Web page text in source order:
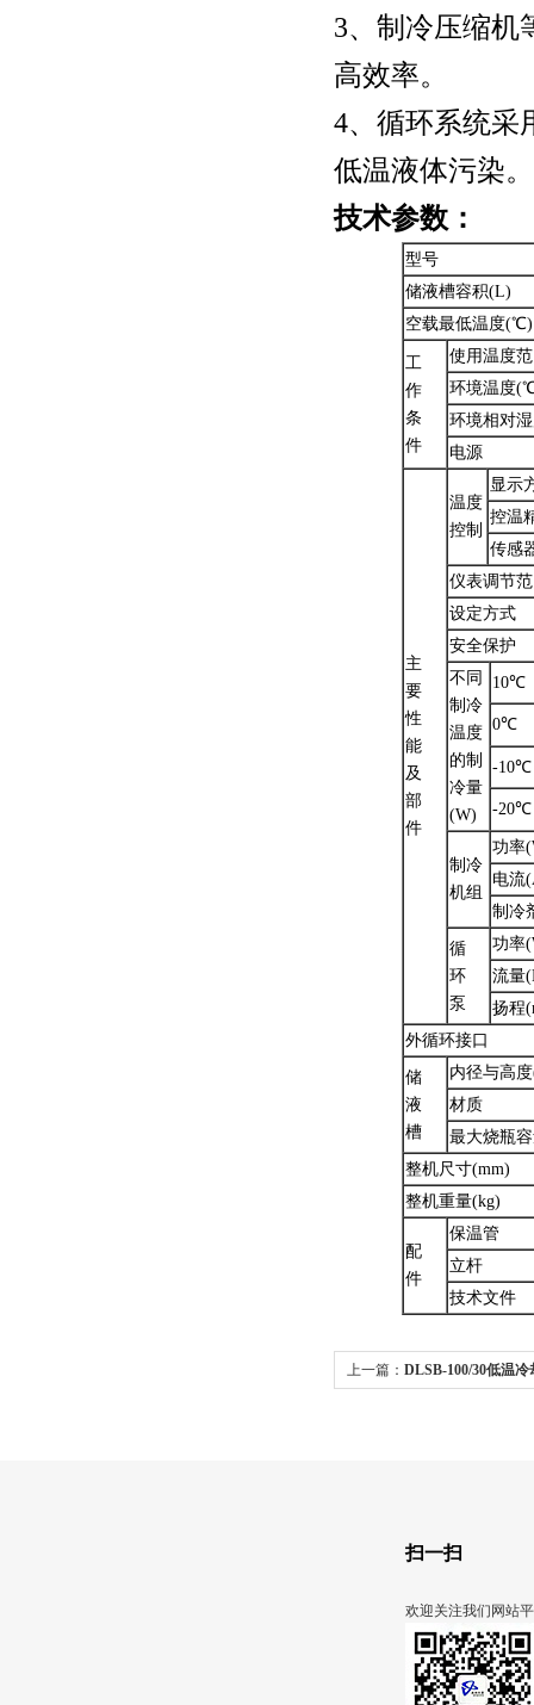
3、制冷压缩机
高效率。
4、循环系统采
低温液体污染。
技术参数：
型号
储液槽容积(L)
空载最低温度(℃)
工
作
条
件
使用温度
环境温度
环境相对
电源
主
要
性
能
及
部
件
温度
控制
显示
控温
传感
仪表调节
设定方式
安全保护
不同
制冷
温度
的制
冷量
(W)
10℃
0℃
-10℃
-20℃
制冷
机组
功率
电流
制冷
循
环
泵
功率
流量
扬程
外循环接口
储
液
槽
内径与高
材质
最大烧瓶
整机尺寸(mm)
整机重量(kg)
配
件
保温管
立杆
技术文件
上一篇： DLSB-100/30低温冷
扫一扫
欢迎关注我们网站